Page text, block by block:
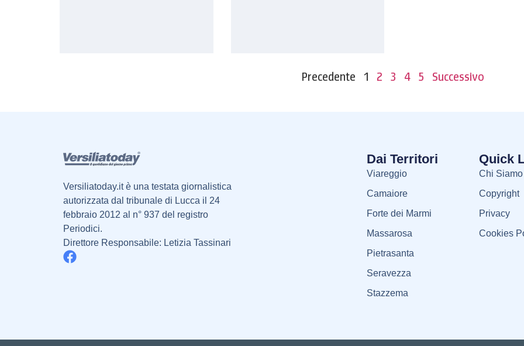
Precedente 1 2 3 4 5 Successivo
Versiliatoday.it è una testata giornalistica
autorizzata dal tribunale di Lucca il 24
febbraio 2012 al n° 937 del registro
Periodici.
Direttore Responsabile: Letizia Tassinari
Dai Territori
Viareggio
Camaiore
Forte dei Marmi
Massarosa
Pietrasanta
Seravezza
Stazzema
Quick
Chi Siamo
Copyright
Privacy
Cookies